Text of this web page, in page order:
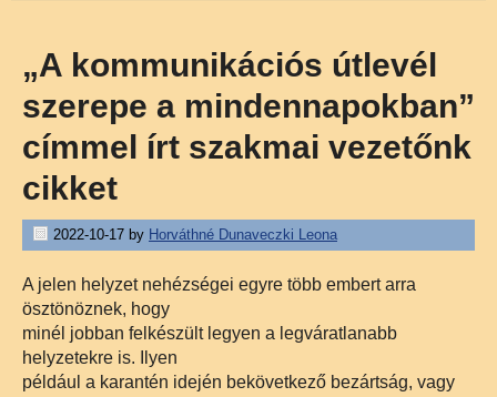
„A kommunikációs útlevél
szerepe a mindennapokban”
címmel írt szakmai vezetőnk
cikket
2022-10-17 by Horváthné Dunaveczki Leona
A jelen helyzet nehézségei egyre több embert arra
ösztönöznek, hogy
minél jobban felkészült legyen a legváratlanabb
helyzetekre is. Ilyen
például a karantén idején bekövetkező bezártság, vagy